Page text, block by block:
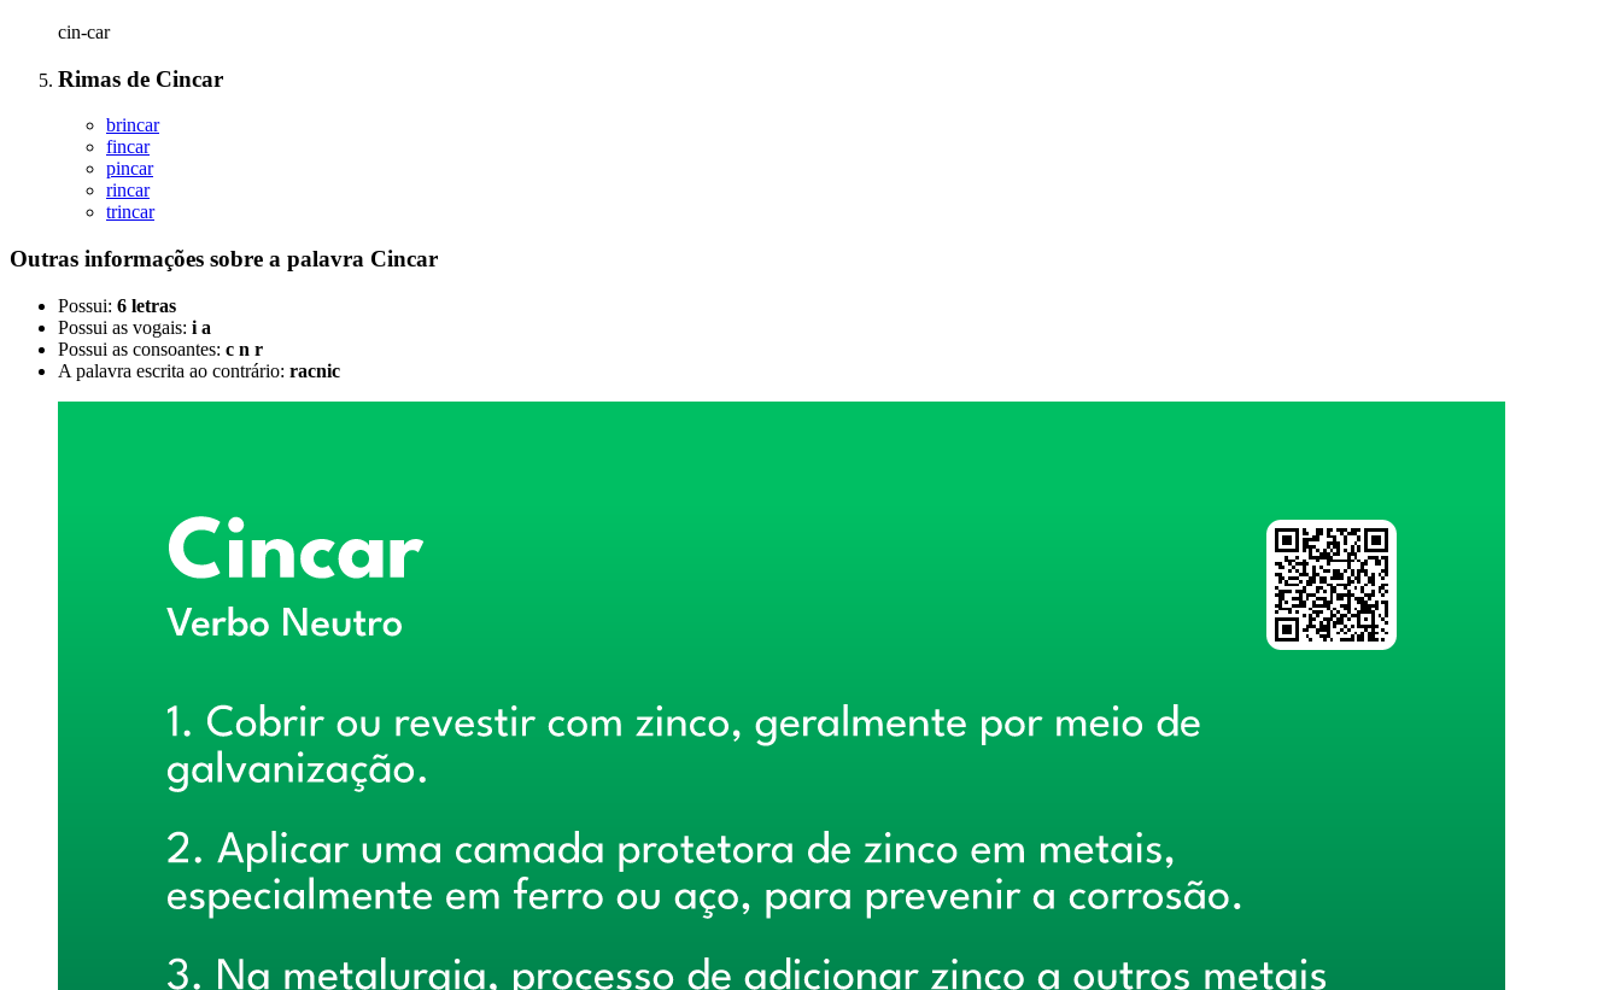
cin-car
Rimas de Cincar
brincar
fincar
pincar
rincar
trincar
Outras informações sobre a palavra Cincar
Possui: 6 letras
Possui as vogais: i a
Possui as consoantes: c n r
A palavra escrita ao contrário: racnic